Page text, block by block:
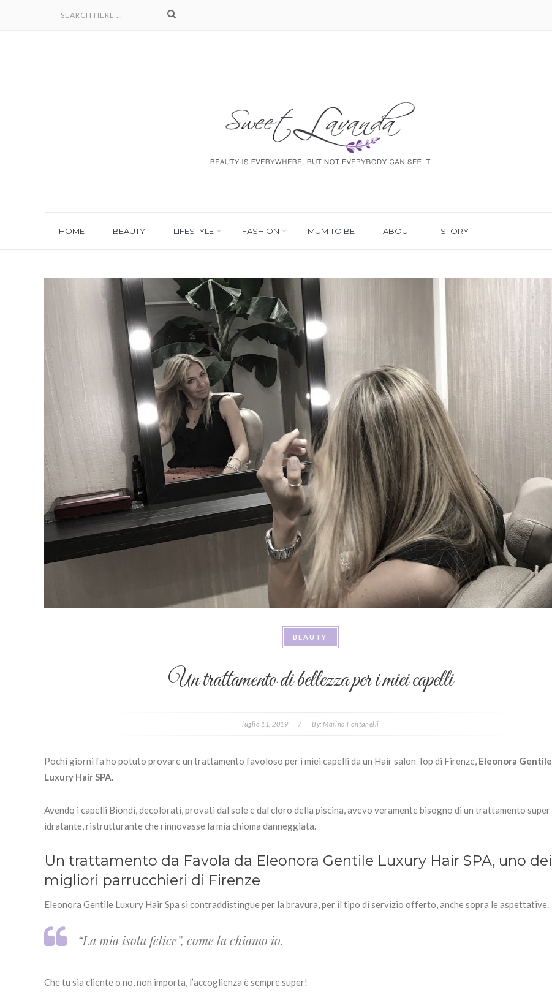
HOME BEAUTY LIFESTYLE FASHION MUM TO BE ABOUT STORY
BEAUTY
Un trattamento di bellezza per i miei capelli
luglio 11, 2019 / By:Marina Fontanelli
Pochi giorni fa ho potuto provare un trattamento favoloso per i miei capelli da un Hair salon Top di Firenze, Eleonora Gentile
Luxury Hair SPA.
Avendo i capelli Biondi, decolorati, provati dal sole e dal cloro della piscina, avevo veramente bisogno di un trattamento super
idratante, ristrutturante che rinnovasse la mia chioma danneggiata.
Un trattamento da Favola da Eleonora Gentile Luxury Hair SPA, uno dei
migliori parrucchieri di Firenze
Eleonora Gentile Luxury Hair Spa si contraddistingue per la bravura, per il tipo di servizio offerto, anche sopra le aspettative.
“La mia isola felice”, come la chiamo io.
Che tu sia cliente o no, non importa, l’accoglienza è sempre super!